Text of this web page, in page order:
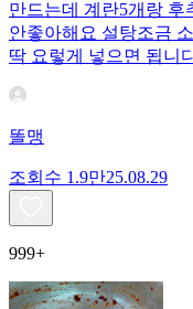
만드는데 계란5개랑 후
안좋아해요 설탕조금
딱 요렇게 넣으면 됩니
똘맹
조회수 1.9만25.08.29
999+